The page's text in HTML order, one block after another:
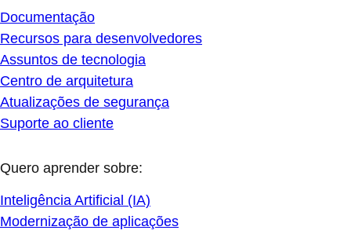
Documentação
Recursos para desenvolvedores
Assuntos de tecnologia
Centro de arquitetura
Atualizações de segurança
Suporte ao cliente
Quero aprender sobre:
Inteligência Artificial (IA)
Modernização de aplicações